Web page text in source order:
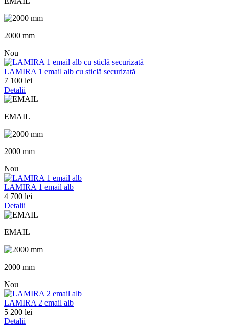
2000 mm
Nou
LAMIRA 1 email alb cu sticlă securizată
7 100 lei
Detalii
EMAIL
2000 mm
Nou
LAMIRA 1 email alb
4 700 lei
Detalii
EMAIL
2000 mm
Nou
LAMIRA 2 email alb
5 200 lei
Detalii